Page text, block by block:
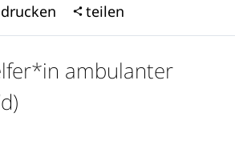
drucken teilen
ambulanter